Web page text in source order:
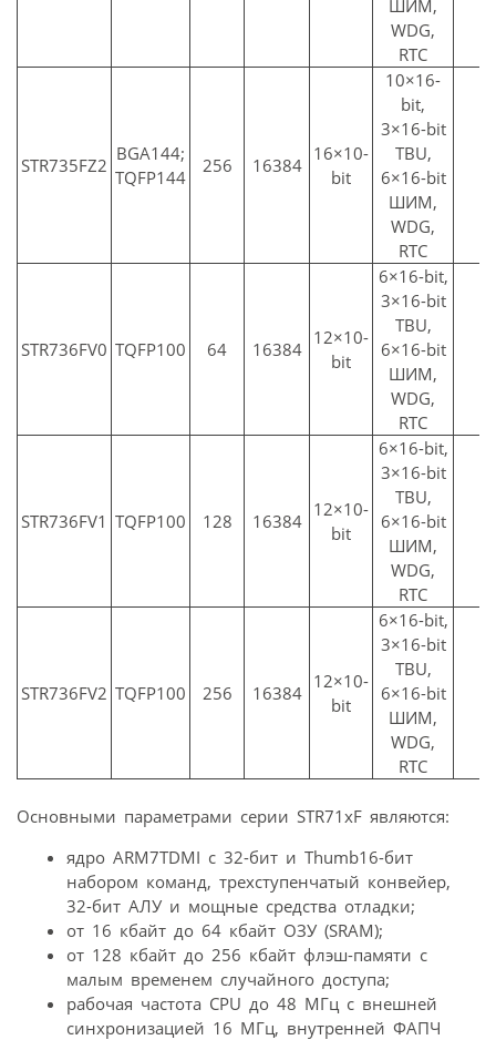
ШИМ,
WDG,
RTC
STR735FZ2
BGA144;
TQFP144
256 16384
16×10-
bit
10×16-
bit,
3×16-bit
TBU,
6×16-bit
ШИМ,
WDG,
RTC
STR736FV0 TQFP100 64 16384
12×10-
bit
6×16-bit,
3×16-bit
TBU,
6×16-bit
ШИМ,
WDG,
RTC
STR736FV1 TQFP100 128 16384
12×10-
bit
6×16-bit,
3×16-bit
TBU,
6×16-bit
ШИМ,
WDG,
RTC
STR736FV2 TQFP100 256 16384
12×10-
bit
6×16-bit,
3×16-bit
TBU,
6×16-bit
ШИМ,
WDG,
RTC
Основными параметрами серии STR71xF являются:
ядро ARM7TDMI с 32-бит и Thumb16-бит
набором команд, трехступенчатый конвейер,
32-бит АЛУ и мощные средства отладки;
от 16 кбайт до 64 кбайт ОЗУ (SRAM);
от 128 кбайт до 256 кбайт флэш-памяти с
малым временем случайного доступа;
рабочая частота CPU до 48 МГц с внешней
синхронизацией 16 МГц, внутренней ФАПЧ